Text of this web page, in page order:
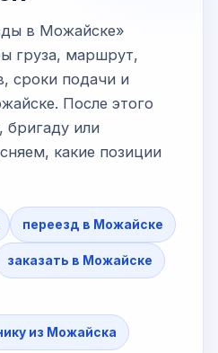
в Можайске»
груза, маршрут,
сроки подачи и
После этого
или
какие позиции
переезд в Можайске
заказать в Можайске
из Можайска